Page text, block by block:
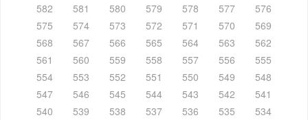
582
581 580 579 578 577
576
575
574 573 572 571 570
569
568
567 566 565 564 563
562
561
560 559 558 557 556
555
554
553 552 551 550 549
548
547
546 545 544 543 542
541
540
539 538 537 536 535
534